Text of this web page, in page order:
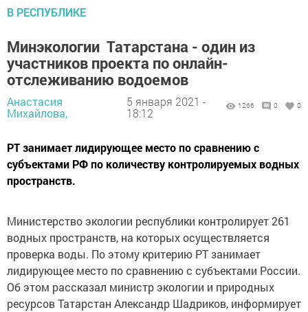
В РЕСПУБЛИКЕ
Минэкологии Татарстана - один из
участников проекта по онлайн-
отслеживанию водоемов
Анастасия
Михайлова,
5 января 2021 -
18:12
1266 0 0
РТ занимает лидирующее место по сравнению с
субъектами РФ по количеству контролируемых водных
пространств.
Министерство экологии республики контролирует 261
водных пространств, на которых осуществляется
проверка воды. По этому критерию РТ занимает
лидирующее место по сравнению с субъектами России.
Об этом рассказал министр экологии и природных
ресурсов Татарстан Александр Шадриков, информирует